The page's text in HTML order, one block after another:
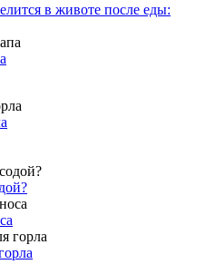
в животе после еды: